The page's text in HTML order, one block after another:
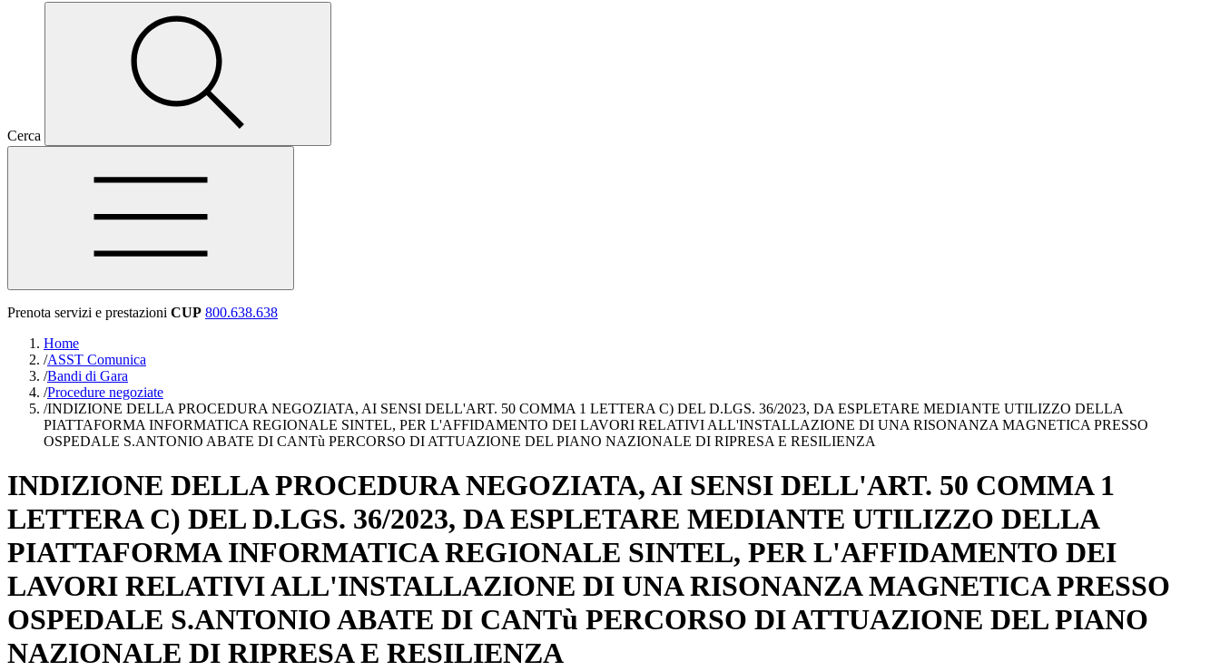
Cerca
Prenota servizi e prestazioni CUP 800.638.638
Home
/ASST Comunica
/Bandi di Gara
/Procedure negoziate
/INDIZIONE DELLA PROCEDURA NEGOZIATA, AI SENSI DELL'ART. 50 COMMA 1 LETTERA C) DEL D.LGS. 36/2023, DA ESPLETARE MEDIANTE UTILIZZO DELLA
PIATTAFORMA INFORMATICA REGIONALE SINTEL, PER L'AFFIDAMENTO DEI LAVORI RELATIVI ALL'INSTALLAZIONE DI UNA RISONANZA MAGNETICA PRESSO
OSPEDALE S.ANTONIO ABATE DI CANTù PERCORSO DI ATTUAZIONE DEL PIANO NAZIONALE DI RIPRESA E RESILIENZA
INDIZIONE DELLA PROCEDURA NEGOZIATA, AI SENSI DELL'ART. 50 COMMA 1
LETTERA C) DEL D.LGS. 36/2023, DA ESPLETARE MEDIANTE UTILIZZO DELLA
PIATTAFORMA INFORMATICA REGIONALE SINTEL, PER L'AFFIDAMENTO DEI
LAVORI RELATIVI ALL'INSTALLAZIONE DI UNA RISONANZA MAGNETICA PRESSO
OSPEDALE S.ANTONIO ABATE DI CANTù PERCORSO DI ATTUAZIONE DEL PIANO
NAZIONALE DI RIPRESA E RESILIENZA